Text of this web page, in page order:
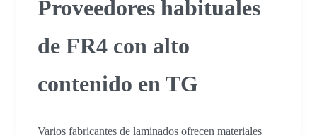
Proveedores habituales
de FR4 con alto
contenido en TG
Varios fabricantes de laminados ofrecen materiales